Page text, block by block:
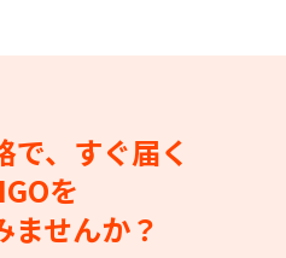
で、すぐ届く
を
ませんか？